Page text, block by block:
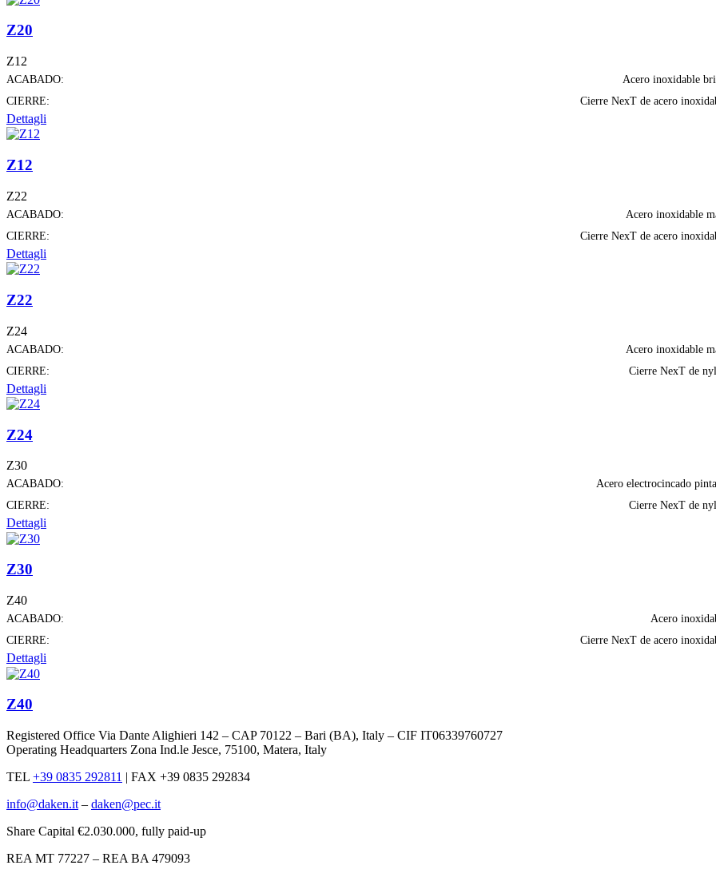
Z20
Z12
ACABADO:
Acero inoxidable
CIERRE:
Cierre NexT de acero
Dettagli
Z12
Z22
ACABADO:
Acero inoxidable
CIERRE:
Cierre NexT de acero
Dettagli
Z22
Z24
ACABADO:
Acero inoxidable
CIERRE:
Cierre NexT de
Dettagli
Z24
Z30
ACABADO:
Acero electrocincado
CIERRE:
Cierre NexT de
Dettagli
Z30
Z40
ACABADO:
Acero
CIERRE:
Cierre NexT de acero
Dettagli
Z40
Registered Office Via Dante Alighieri 142 – CAP 70122 – Bari (BA), Italy – CIF IT06339760727
Operating Headquarters Zona Ind.le Jesce, 75100, Matera, Italy
TEL +39 0835 292811 | FAX +39 0835 292834
info@daken.it – daken@pec.it
Share Capital €2.030.000, fully paid-up
REA MT 77227 – REA BA 479093